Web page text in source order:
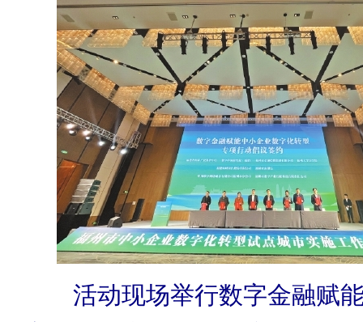
活动现场举行数字金融赋